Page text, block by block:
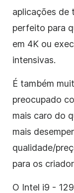
aplicações de
perfeito para
em 4K ou
intensivas.
É também
preocupado
mais caro do
mais
qualidade/
para os
O Intel i9 -